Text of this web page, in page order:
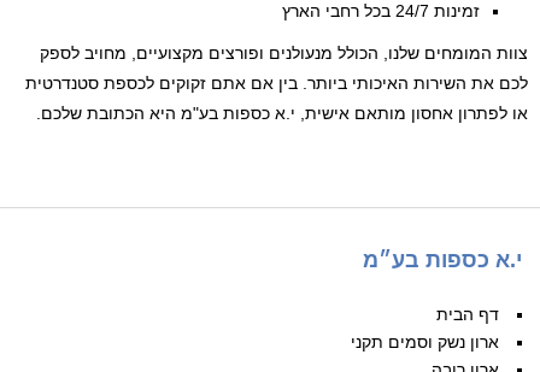
זמינות 24/7 בכל רחבי הארץ
צוות המומחים שלנו, הכולל מנעולנים ופורצים מקצועיים, מחויב לספק
לכם את השירות האיכותי ביותר. בין אם אתם זקוקים לכספת סטנדרטית
או לפתרון אחסון מותאם אישית, י.א כספות בע"מ היא הכתובת שלכם.
י.א כספות בע״מ
דף הבית
ארון נשק וסמים תקני